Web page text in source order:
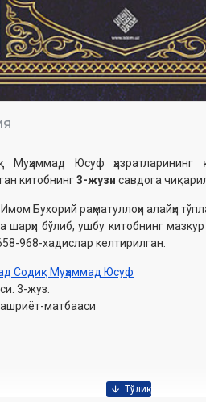
Юсуф ҳазратларининг
китобнинг3-жузи савдога
Бухорий раҳматуллоҳи алайҳи
шарҳи бўлиб, ушбу китобнинг
968-хадислар келтирилган.
Содиқ Муҳаммад Юсуф
3-жуз.
матбааси